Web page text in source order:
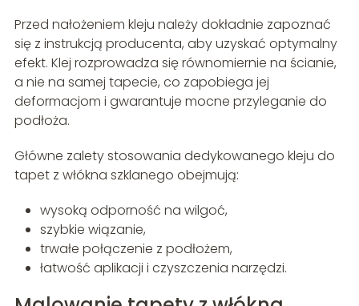
Przed nałożeniem kleju należy dokładnie zapoznać
się z instrukcją producenta, aby uzyskać optymalny
efekt. Klej rozprowadza się równomiernie na ścianie,
a nie na samej tapecie, co zapobiega jej
deformacjom i gwarantuje mocne przyleganie do
podłoża.
Główne zalety stosowania dedykowanego kleju do
tapet z włókna szklanego obejmują:
wysoką odporność na wilgoć,
szybkie wiązanie,
trwałe połączenie z podłożem,
łatwość aplikacji i czyszczenia narzędzi.